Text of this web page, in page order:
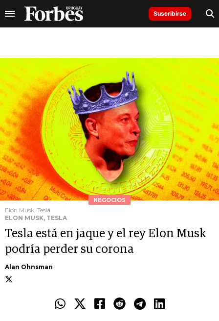
Suscribirse
NEGOCIOS
Elon Musk, Tesla
ELON MUSK, TESLA
Tesla está en jaque y el rey Elon Musk
podría perder su corona
Alan Ohnsman